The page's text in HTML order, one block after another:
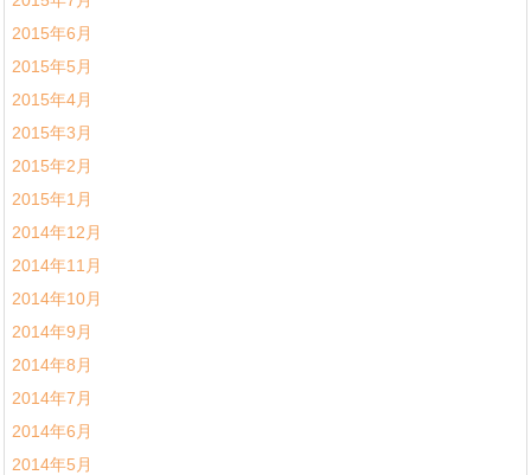
2015年6月
2015年5月
2015年4月
2015年3月
2015年2月
2015年1月
2014年12月
2014年11月
2014年10月
2014年9月
2014年8月
2014年7月
2014年6月
2014年5月